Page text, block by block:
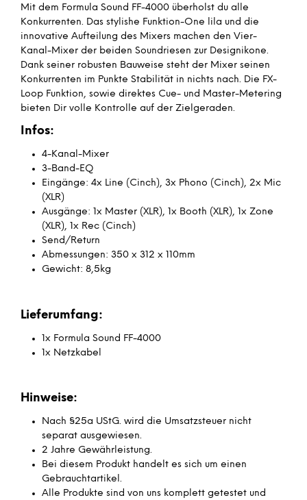
Mit dem Formula Sound FF-4000 überholst du alle
Konkurrenten. Das stylishe Funktion-One lila und die
innovative Aufteilung des Mixers machen den Vier-
Kanal-Mixer der beiden Soundriesen zur Designikone.
Dank seiner robusten Bauweise steht der Mixer seinen
Konkurrenten im Punkte Stabilität in nichts nach. Die FX-
Loop Funktion, sowie direktes Cue- und Master-Metering
bieten Dir volle Kontrolle auf der Zielgeraden.
Infos:
4-Kanal-Mixer
3-Band-EQ
Eingänge: 4x Line (Cinch), 3x Phono (Cinch), 2x Mic
(XLR)
Ausgänge: 1x Master (XLR), 1x Booth (XLR), 1x Zone
(XLR), 1x Rec (Cinch)
Send/Return
Abmessungen: 350 x 312 x 110mm
Gewicht: 8,5kg
Lieferumfang:
1x Formula Sound FF-4000
1x Netzkabel
Hinweise:
Nach §25a UStG. wird die Umsatzsteuer nicht
separat ausgewiesen.
2 Jahre Gewährleistung.
Bei diesem Produkt handelt es sich um einen
Gebrauchtartikel.
Alle Produkte sind von uns komplett getestet und